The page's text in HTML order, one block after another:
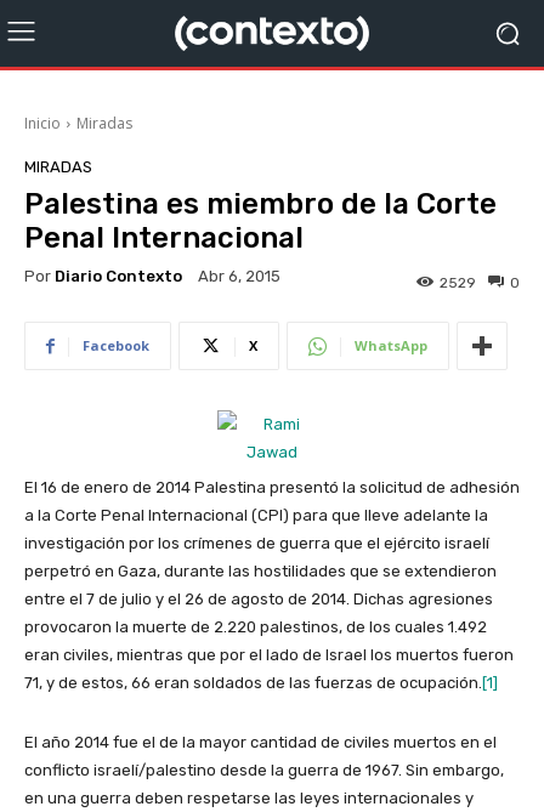
Inicio Miradas
MIRADAS
Palestina es miembro de la Corte
Penal Internacional
Por Diario Contexto Abr 6, 2015 0
2529
Facebook X WhatsApp
El 16 de enero de 2014 Palestina presentó la solicitud de adhesión
a la Corte Penal Internacional (CPI) para que lleve adelante la
investigación por los crímenes de guerra que el ejército israelí
perpetró en Gaza, durante las hostilidades que se extendieron
entre el 7 de julio y el 26 de agosto de 2014. Dichas agresiones
provocaron la muerte de 2.220 palestinos, de los cuales 1.492
eran civiles, mientras que por el lado de Israel los muertos fueron
71, y de estos, 66 eran soldados de las fuerzas de ocupación.[1]
El año 2014 fue el de la mayor cantidad de civiles muertos en el
conflicto israelí/palestino desde la guerra de 1967. Sin embargo,
en una guerra deben respetarse las leyes internacionales y